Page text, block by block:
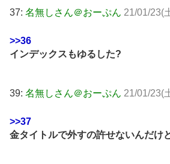
37: 名無しさん＠おーぷん 21/01/23(
>>36
インデックスもゆるした?
39: 名無しさん＠おーぷん 21/01/23(
>>37
金タイトルで外すの許せないんだけ